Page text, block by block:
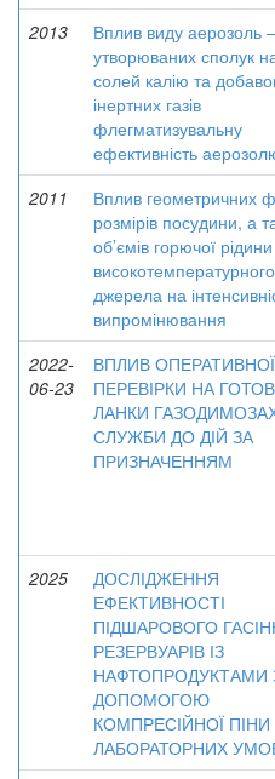
2013
Вплив виду аерозоль –
утворюваних сполук
солей калію та
інертних газів
флегматизувальну
ефективність
2011
Вплив геометричних
розмірів посудини, а
об’ємів горючої рідини
високотемпературного
джерела на
випромінювання
2022-
06-23
ВПЛИВ ОПЕРАТИВНОЇ
ПЕРЕВІРКИ НА
ЛАНКИ
СЛУЖБИ ДО ДІЙ ЗА
ПРИЗНАЧЕННЯМ
2025
ДОСЛІДЖЕННЯ
ЕФЕКТИВНОСТІ
ПІДШАРОВОГО
РЕЗЕРВУАРІВ ІЗ
НАФТОПРОДУКТАМИ
ДОПОМОГОЮ
КОМПРЕСІЙНОЇ ПІНИ
ЛАБОРАТОРНИХ